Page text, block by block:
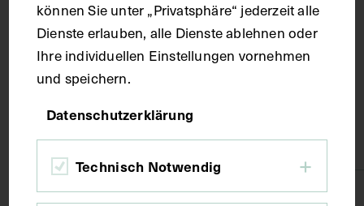
Wien
Papier
Technik
können Sie unter „Privatsphäre“ jederzeit alle
Dienste erlauben, alle Dienste ablehnen oder
Ihre individuellen Einstellungen vornehmen
und speichern.
Datenschutzerklärung
Technisch Notwendig